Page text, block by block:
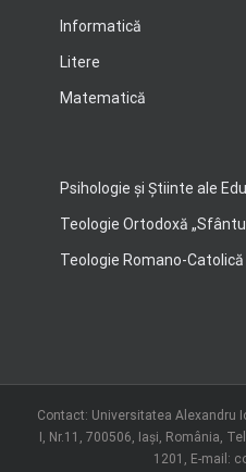
Informatică
Litere
Matematică
Psihologie şi Ştiinte ale
Teologie Ortodoxă
Teologie Romano-Catolică
Contact: Universitatea Alexandru
I, Nr.11, 700506, Iaşi, România,
1201, E-mail: